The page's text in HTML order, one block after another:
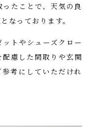
たことで、天気の良
なっております。
トやシューズクロー
慮した間取りや玄関
考にしていただけれ